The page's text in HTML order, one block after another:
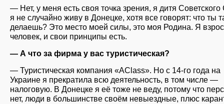
— Нет, у меня есть своя точка зрения, я дитя
я не случайно живу в Донецке, хотя все говорят: что ты
делаешь? Это место моей силы, это моя Родина. Я
человек, и свои принципы есть.
— А что за фирма у вас туристическая?
— Туристическая компания «AClass». Но с 14-го года на
Украине я прекратила всю деятельность, в том числе —
налоговую. В Донецке я её тоже не веду, потому что
нет, люди в большинстве своём невыездные, плюс